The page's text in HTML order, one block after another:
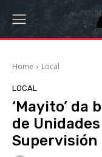
Home Local
LOCAL
‘Mayito’ da
de
Supervisión